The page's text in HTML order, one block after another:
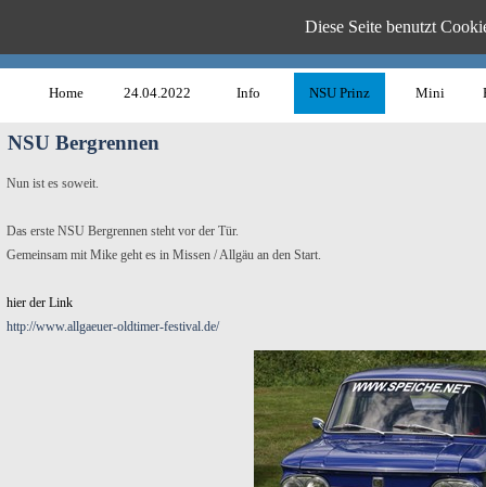
Diese Seite benutzt
Home 24.04.2022 Info NSU Prinz Mini
NSU Bergrennen
Nun ist es soweit.
Das erste NSU Bergrennen steht vor der Tür.
Gemeinsam mit Mike geht es in Missen / Allgäu an den Start.
hier der Link
http://www.allgaeuer-oldtimer-festival.de/